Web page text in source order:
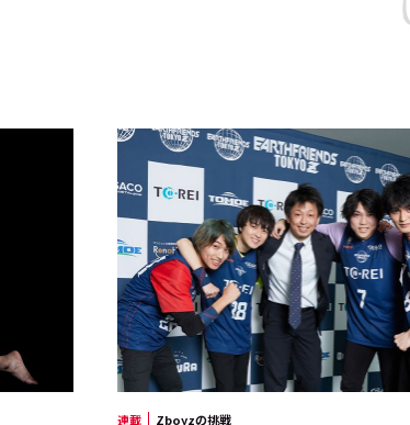
連載 Zboyzの挑戦